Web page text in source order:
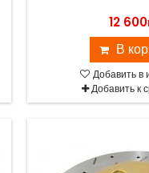
12
В
Добавить в
Добавить к